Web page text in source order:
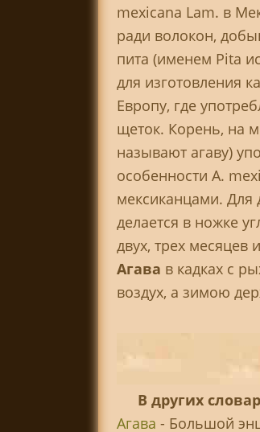
mexicana Lam. в
ради волокон,
пита (именем Pita
для изготовления
Европу, где
щеток. Корень, на
называют агаву)
особенности A.
мексиканцами. Для
делается в ножке
двух, трех месяцев
Агава в кадках с
воздух, а зимою
В других
Агава - Большой